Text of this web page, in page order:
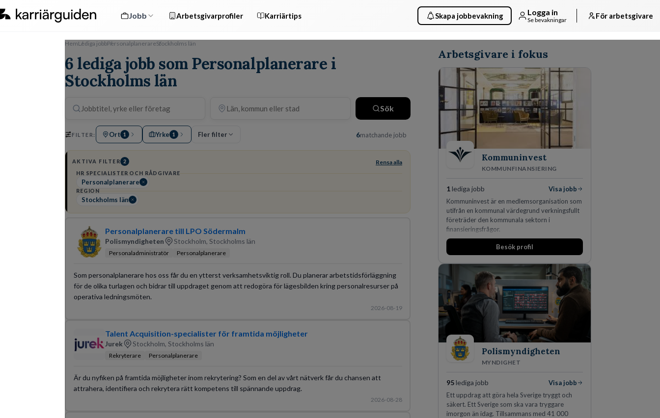
Jobb Arbetsgivarprofiler Karriärtips Skapa jobbevakning Logga in
Se bevakningar För arbetsgivare
HemLediga jobbPersonalplanerareStockholms län
6 lediga jobb som Personalplanerare i
Stockholms län
Sök
FILTER: Ort 1 Yrke 1 Fler filter 6matchande jobb
AKTIVA FILTER 2 Rensa alla
HR SPECIALISTER OCH RÅDGIVARE
Personalplanerare
REGION
Stockholms län
Personalplanerare till LPO Södermalm
Polismyndigheten Stockholm, Stockholms län
Personaladministratör Personalplanerare
Som personalplanerare hos oss får du en ytterst verksamhetsviktig roll. Du planerar arbetstidsförläggning
för de olika turlagen och bidrar till uppdraget genom att redogöra för lägesbilden kring personalresurser på
operativa ledningsmöten.
2026-08-19
Talent Acquisition-specialister för framtida möjligheter
Jurek Stockholm, Stockholms län
Rekryterare Personalplanerare
Är du nyfiken på framtida möjligheter inom rekrytering? Som en del av vårt nätverk får du chansen att
attrahera, identifiera och rekrytera rätt kompetens till spännande uppdrag.
2026-08-28
Arbetsgivare i fokus
Kommuninvest
KOMMUNFINANSIERING
1lediga jobb
Visa jobb
Kommuninvest är en medlemsorganisation som
utifrån en kommunal värdegrund verkningsfullt
företräder den kommunala sektorn i
finansieringsfrågor.
Besök profil
Polismyndigheten
MYNDIGHET
95lediga jobb
Visa jobb
Ett uppdrag att göra hela Sverige tryggt och
säkert. Ett Sverige som ska vara tryggare
imorgon än idag. Tillsammans med 41 000